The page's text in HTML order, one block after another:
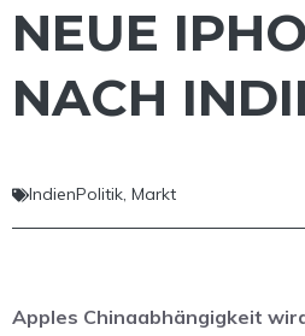
NEUE
NACH
IndienPolitik, Markt
Apples Chinaabhängigkeit